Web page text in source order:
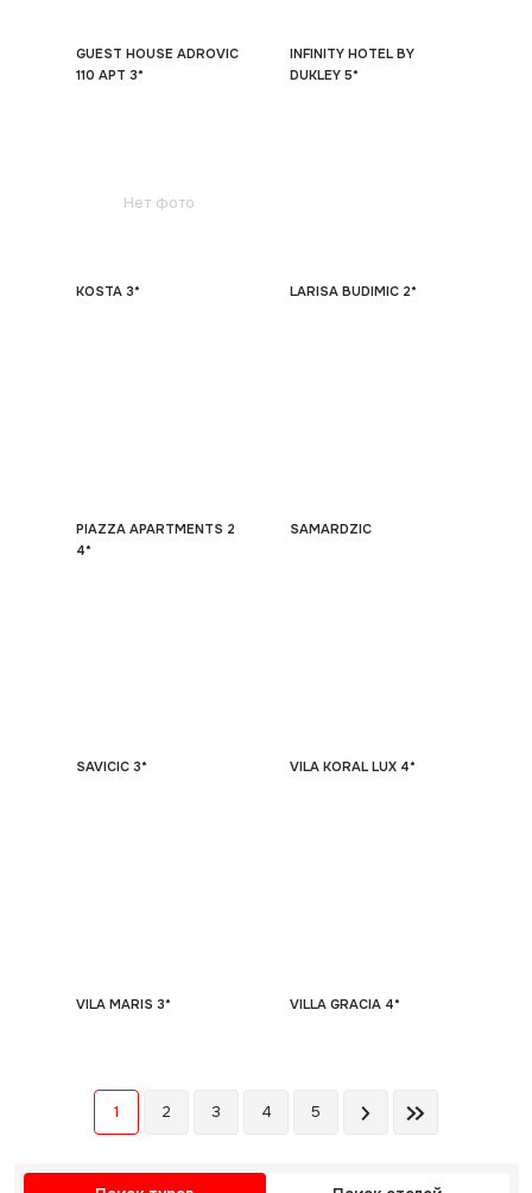
GUEST HOUSE ADROVIC
110 APT 3*
INFINITY HOTEL BY
DUKLEY 5*
Нет фото
KOSTA 3* LARISA BUDIMIC 2*
PIAZZA APARTMENTS 2
4*
SAMARDZIC
SAVICIC 3* VILA KORAL LUX 4*
VILA MARIS 3* VILLA GRACIA 4*
1 2 3 4 5